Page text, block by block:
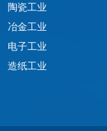
陶瓷工业
冶金工业
电子工业
造纸工业